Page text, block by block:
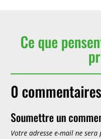
Ce que
0 commentaires
Soumettre un
Votre adresse e-mail ne sera